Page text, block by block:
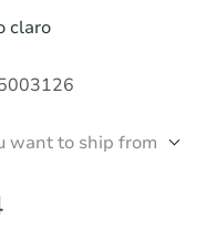
claro
want to ship from